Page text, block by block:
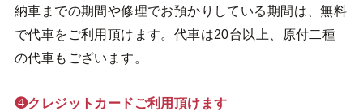
納車までの期間や修理でお預かりしている期間は、無料
で代車をご利用頂けます。代車は20台以上、原付二種
の代車もございます。
❹クレジットカードご利用頂けます